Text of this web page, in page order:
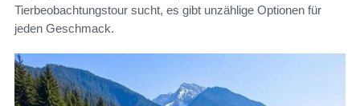
Tierbeobachtungstour sucht, es gibt unzählige Optionen für
jeden Geschmack.